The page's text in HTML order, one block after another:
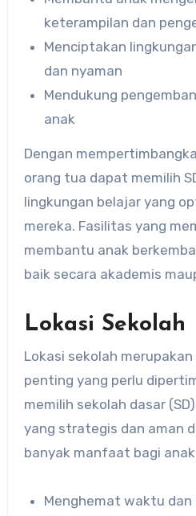
keterampilan dan
Menciptakan
dan nyaman
Mendukung
anak
Dengan
orang tua dapat memilih
lingkungan belajar yang
mereka. Fasilitas yang
membantu anak
baik secara akademis
Lokasi Sekolah
Lokasi sekolah
penting yang perlu
memilih sekolah dasar
yang strategis dan aman
banyak manfaat bagi
Menghemat waktu